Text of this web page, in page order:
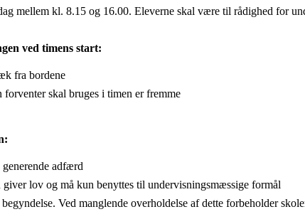
mellem kl. 8.15 og 16.00. Eleverne skal være til rådighed for
ved timens start:
fra bordene
skal bruges i timen er fremme
adfærd
lov og må kun benyttes til undervisningsmæssige formål
Ved manglende overholdelse af dette forbeholder